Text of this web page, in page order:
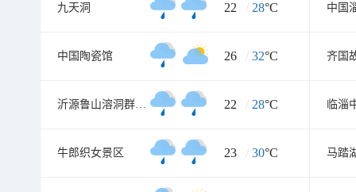
九天洞 22 / 28°C 中国
中国陶瓷馆 26 / 32°C 齐国
沂源鲁山溶洞群风景区 22 / 28°C
牛郎织女景区 23 / 30°C 马踏